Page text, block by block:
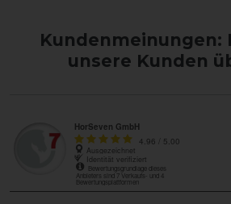
Kundenmeinungen:
unsere Kunden